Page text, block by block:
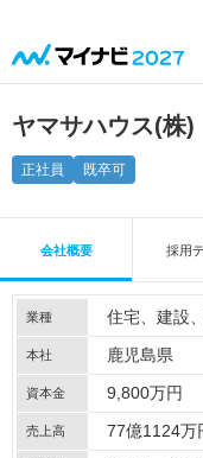
ヤマサハウス(株)
正社員 既卒可
会社概要 採用
業種 住宅 建設
本社 鹿児島県
資本金 9,800万円
売上高 77億1124万